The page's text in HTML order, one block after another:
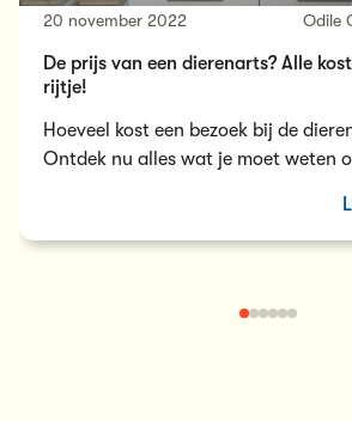
20 november 2022 Odile
De prijs van een dierenarts? Alle
rijtje!
Hoeveel kost een bezoek bij de
Ontdek nu alles wat je moet weten